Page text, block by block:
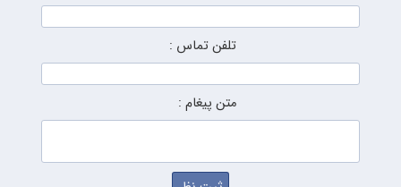
تلفن تماس :
متن پیغام :